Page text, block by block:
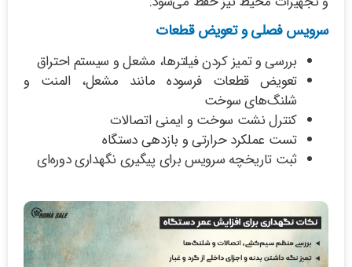
سرویس فصلی و تعویض قطعات
بررسی و تمیز کردن فیلترها، مشعل و سیستم احتراق
تعویض قطعات فرسوده مانند مشعل، المنت و
شلنگ‌های سوخت
کنترل نشت سوخت و ایمنی اتصالات
تست عملکرد حرارتی و بازدهی دستگاه
ثبت تاریخچه سرویس برای پیگیری نگهداری دوره‌ای